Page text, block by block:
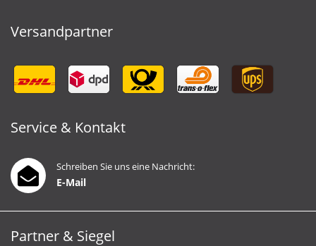
Versandpartner
Service & Kontakt
Schreiben Sie uns eine Nachricht:
E-Mail
Partner & Siegel